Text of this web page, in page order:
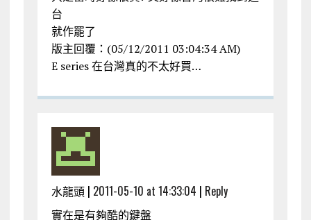
台
就作罷了
版主回覆：(05/12/2011 03:04:34 AM)
E series 在台灣真的不太好買…
水龍頭 | 2011-05-10 at 14:33:04 | Reply
實在是有夠酷的鍵盤